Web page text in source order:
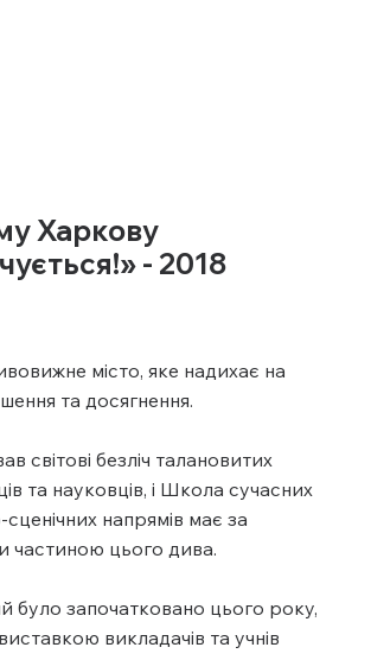
Харкову
- 2018
місто, яке надихає на
та досягнення.
світові безліч талановитих
та науковців, і Школа сучасних
напрямів має за
частиною цього дива.
було започатковано цього року,
викладачів та учнів